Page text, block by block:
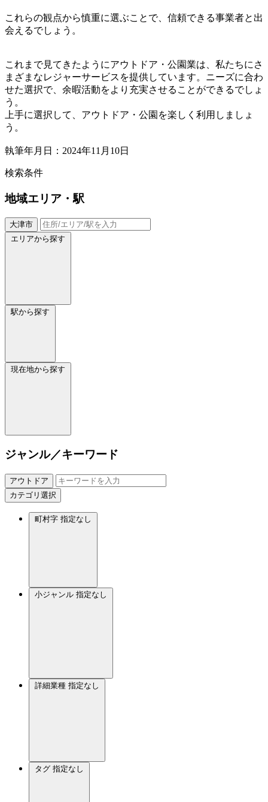
これらの観点から慎重に選ぶことで、信頼できる事業者と出
会えるでしょう。
これまで見てきたようにアウトドア・公園業は、私たちにさ
まざまなレジャーサービスを提供しています。ニーズに合わ
せた選択で、余暇活動をより充実させることができるでしょ
う。
上手に選択して、アウトドア・公園を楽しく利用しましょ
う。
執筆年月日：2024年11月10日
検索条件
地域エリア・駅
大津市
エリアから探す
駅から探す
現在地から探す
ジャンル／キーワード
アウトドア
カテゴリ選択
町村字 指定なし
小ジャンル 指定なし
詳細業種 指定なし
タグ 指定なし